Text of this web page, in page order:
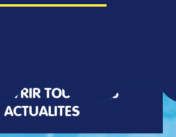
TOUTES LES
ACTUALITÉS